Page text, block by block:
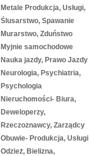
Metale Produkcja, Usługi,
Ślusarstwo, Spawanie
Murarstwo, Zduństwo
Myjnie samochodowe
Nauka jazdy, Prawo Jazdy
Neurologia, Psychiatria,
Psychologia
Nieruchomości- Biura,
Deweloperzy,
Rzeczoznawcy, Zarządcy
Obuwie- Produkcja, Usługi
Odzież, Bielizna,